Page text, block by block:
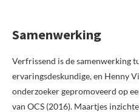
Samenwerking
Verfrissend is de samenwerking
ervaringsdeskundige, en Henny
onderzoeker gepromoveerd op
van OCS (2016). Maartjes